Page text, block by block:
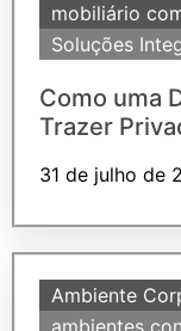
mobiliário
Soluções
Como uma
Trazer
31 de julho de
Ambiente
ambientes